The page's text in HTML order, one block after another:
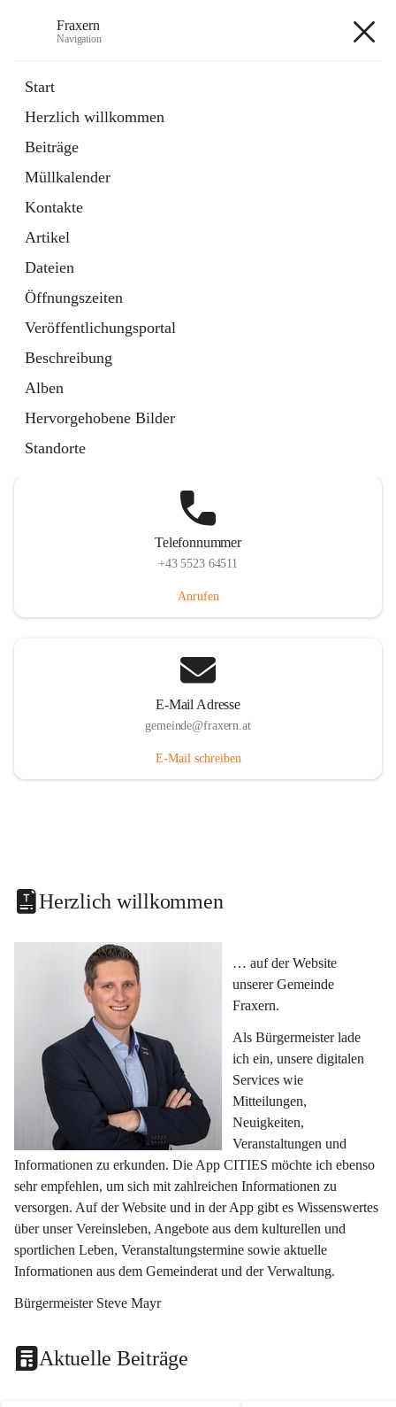
Fraxern
Navigation
Start
Herzlich willkommen
Beiträge
Müllkalender
Kontakte
Artikel
Dateien
Öffnungszeiten
Veröffentlichungsportal
Beschreibung
Alben
Hervorgehobene Bilder
Standorte
Ordner
in
Tab
Formulare
Artikel
öffnet
in
neuem
Tab
Telefonnummer
+43 5523 64511
Anrufen
E-Mail Adresse
gemeinde@fraxern.at
E-Mail schreiben
Herzlich willkommen
… auf der Website
unserer Gemeinde
Fraxern.
Als Bürgermeister lade
ich ein, unsere digitalen
Services wie
Mitteilungen,
Neuigkeiten,
Veranstaltungen und
Informationen zu erkunden. Die App CITIES möchte ich ebenso
sehr empfehlen, um sich mit zahlreichen Informationen zu
versorgen. Auf der Website und in der App gibt es Wissenswertes
über unser Vereinsleben, Angebote aus dem kulturellen und
sportlichen Leben, Veranstaltungstermine sowie aktuelle
Informationen aus dem Gemeinderat und der Verwaltung.
Bürgermeister Steve Mayr
Aktuelle Beiträge